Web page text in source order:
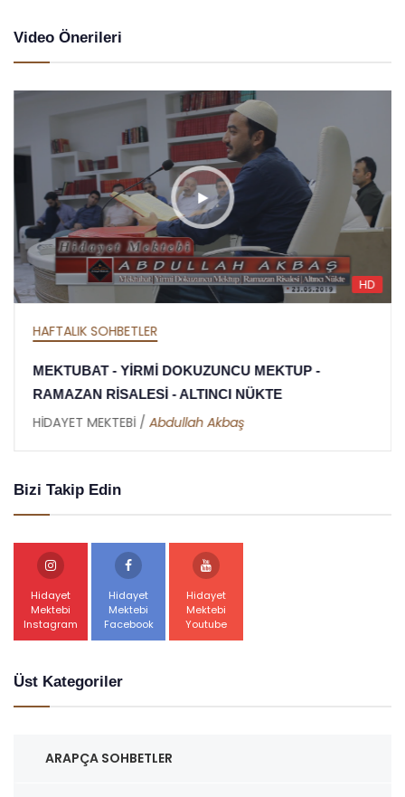
Video Önerileri
HD
HAFTALIK SOHBETLER
MEKTUBAT - YİRMİ DOKUZUNCU MEKTUP -
RAMAZAN RİSALESİ - ALTINCI NÜKTE
HİDAYET MEKTEBİ / Abdullah Akbaş
Bizi Takip Edin
Hidayet
Mektebi
Instagram
Hidayet
Mektebi
Facebook
Hidayet
Mektebi
Youtube
Üst Kategoriler
ARAPÇA SOHBETLER